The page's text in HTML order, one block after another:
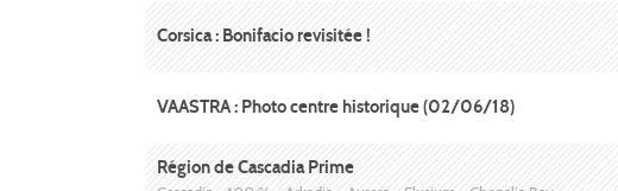
Corsica : Bonifacio revisitée !
VAASTRA : Photo centre historique (02/06/18)
Région de Cascadia Prime